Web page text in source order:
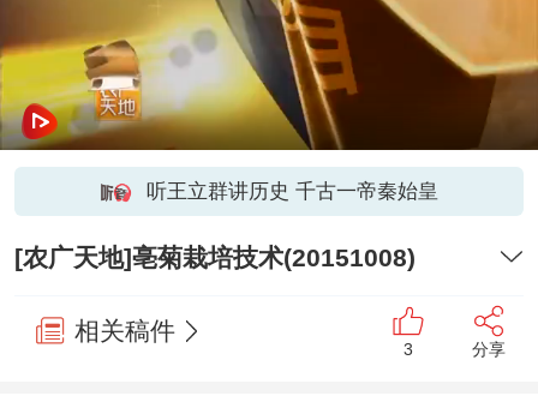
听王立群讲历史 千古一帝秦始皇
[农广天地]亳菊栽培技术(20151008)
相关稿件
3 分享